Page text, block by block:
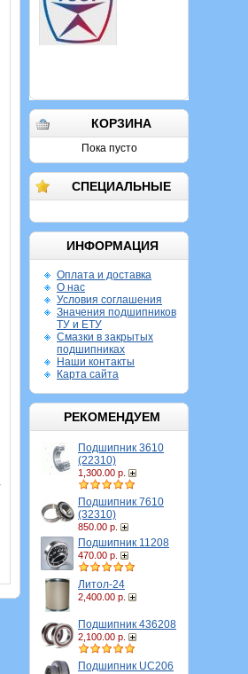
КОРЗИНА
Пока пусто
СПЕЦИАЛЬНЫЕ
ИНФОРМАЦИЯ
Оплата и доставка
О нас
Условия соглашения
Значения подшипников
ТУ и ЕТУ
Смазки в закрытых
подшипниках
Наши контакты
Карта сайта
РЕКОМЕНДУЕМ
Подшипник 3610
(22310)
1,300.00 р.
Подшипник 7610
(32310)
850.00 р.
Подшипник 11208
470.00 р.
Литол-24
2,400.00 р.
Подшипник 436208
2,100.00 р.
Подшипник UC206